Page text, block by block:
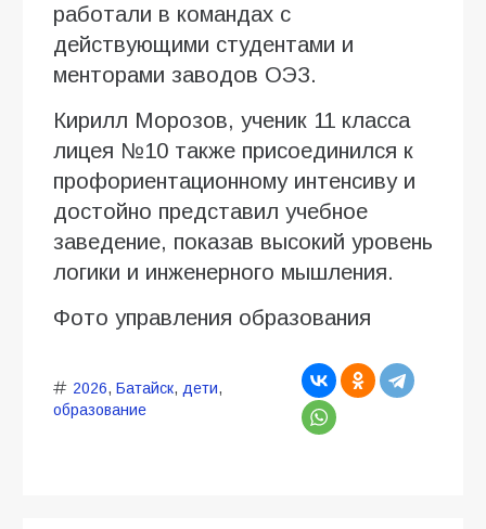
работали в командах с
действующими студентами и
менторами заводов ОЭЗ.
Кирилл Морозов, ученик 11 класса
лицея №10 также присоединился к
профориентационному интенсиву и
достойно представил учебное
заведение, показав высокий уровень
логики и инженерного мышления.
Фото управления образования
2026, Батайск, дети,
образование